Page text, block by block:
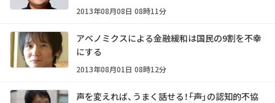
2013年08月08日 08時11分
アベノミクスによる金融緩和は国民の9割を不幸
にする
2013年08月01日 08時12分
声を変えれば、うまく話せる！――「声」の認知的不協